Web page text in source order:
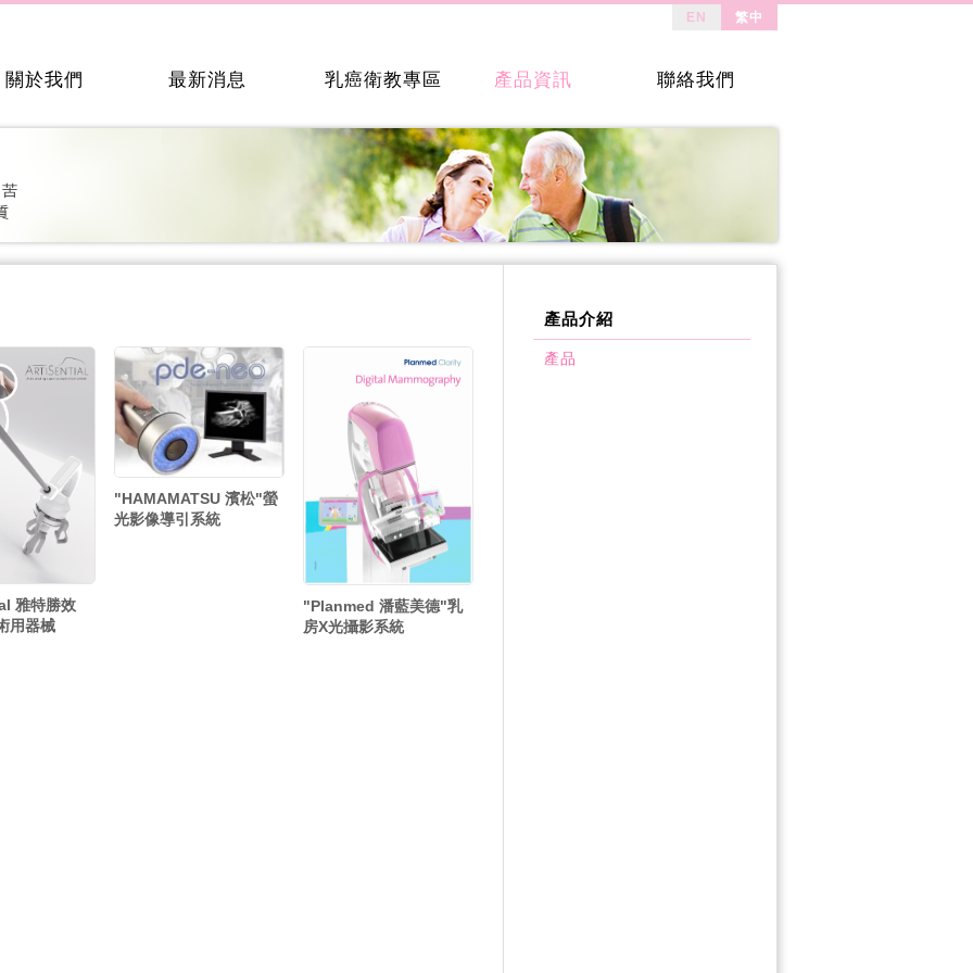
EN 繁中
關於我們 最新消息 乳癌衛教專區 產品資訊 聯絡我們
雅特勝效
用器械
"HAMAMATSU 濱松"螢
光影像導引系統
"Planmed 潘藍美德"乳
房X光攝影系統
產品介紹
產品